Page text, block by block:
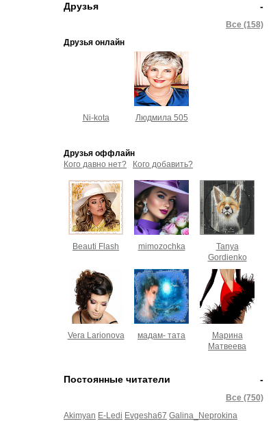
-
Друзья
Все (158)
Друзья онлайн
Ni-kota Людмила 505
Друзья оффлайн
Кого давно нет?
Кого добавить?
Beauti Flash mimozochka
Tanya
Gordienko
Vera Larionova мадам- тата
Марина
Матвеева
-
Постоянные читатели
Все (750)
Akimyan E-Ledi Evgesha67 Galina_Neprokina